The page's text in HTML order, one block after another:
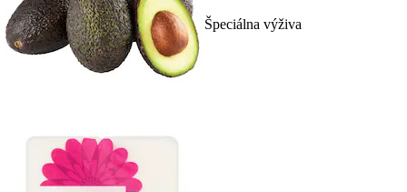
Špeciálna výživa